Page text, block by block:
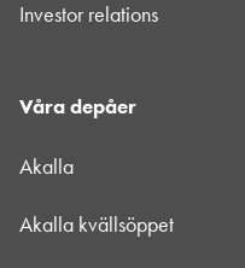
Investor relations
Våra depåer
Akalla
Akalla kvällsöppet